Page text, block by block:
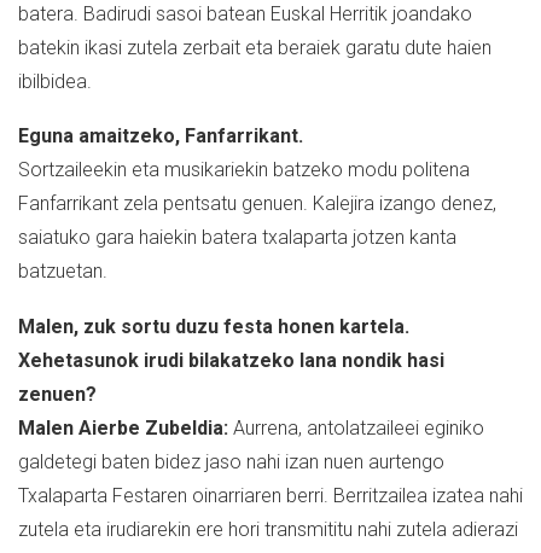
batera. Badirudi sasoi batean Euskal Herritik joandako
batekin ikasi zutela zerbait eta beraiek garatu dute haien
ibilbidea.
Eguna amaitzeko, Fanfarrikant.
Sortzaileekin eta musikariekin batzeko modu politena
Fanfarrikant zela pentsatu genuen. Kalejira izango denez,
saiatuko gara haiekin batera txalaparta jotzen kanta
batzuetan.
Malen, zuk sortu duzu festa honen kartela.
Xehetasunok irudi bilakatzeko lana nondik hasi
zenuen?
Malen Aierbe Zubeldia: Aurrena, antolatzaileei eginiko
galdetegi baten bidez jaso nahi izan nuen aurtengo
Txalaparta Festaren oinarriaren berri. Berritzailea izatea nahi
zutela eta irudiarekin ere hori transmititu nahi zutela adierazi